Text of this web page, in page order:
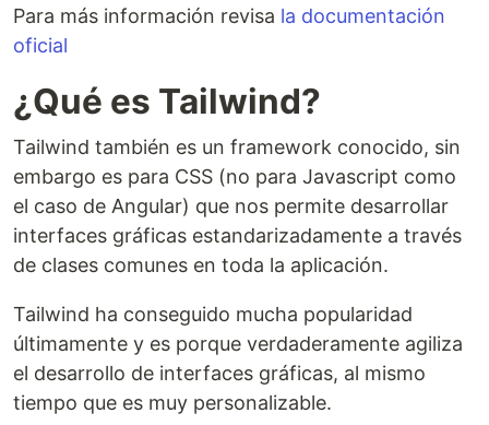
Para más información revisa la documentación
oficial
¿Qué es Tailwind?
Tailwind también es un framework conocido, sin
embargo es para CSS (no para Javascript como
el caso de Angular) que nos permite desarrollar
interfaces gráficas estandarizadamente a través
de clases comunes en toda la aplicación.
Tailwind ha conseguido mucha popularidad
últimamente y es porque verdaderamente agiliza
el desarrollo de interfaces gráficas, al mismo
tiempo que es muy personalizable.